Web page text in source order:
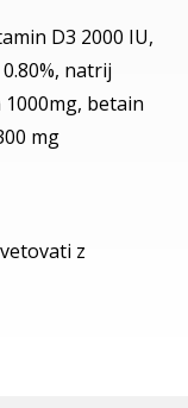
D3 2000 IU,
natrij
1000mg, betain
mg
z